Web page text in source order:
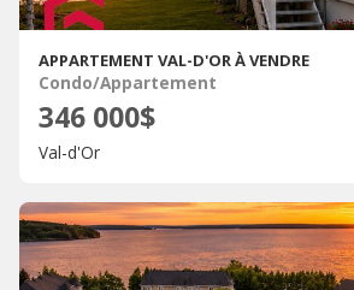
APPARTEMENT VAL-D'OR À VENDRE
Condo/Appartement
346 000$
Val-d'Or